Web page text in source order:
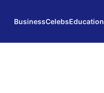
BusinessCelebsEducation